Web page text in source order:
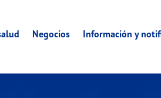
Negocios Información y